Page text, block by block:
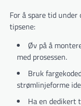
For å spare tid
tipsene:
Øv på å
med prosessen.
Bruk
strømlinjeforme
Ha en dedikert